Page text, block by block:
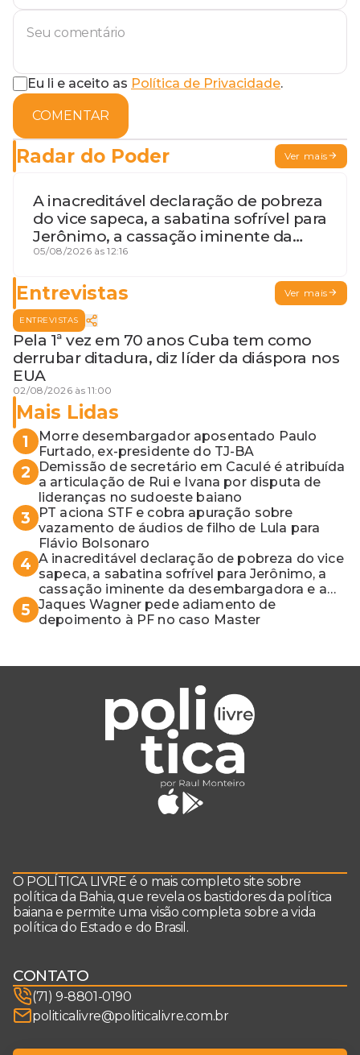
Eu li e aceito as Política de Privacidade.
COMENTAR
Radar do Poder Ver mais
A inacreditável declaração de pobreza
do vice sapeca, a sabatina sofrível para
Jerônimo, a cassação iminente da
desembargadora e a vaga do Quinto
05/08/2026 às 12:16
Entrevistas Ver mais
ENTREVISTAS
Pela 1ª vez em 70 anos Cuba tem como
derrubar ditadura, diz líder da diáspora nos
EUA
02/08/2026 às 11:00
Mais Lidas
1
Morre desembargador aposentado Paulo
Furtado, ex-presidente do TJ-BA
2
Demissão de secretário em Caculé é atribuída
a articulação de Rui e Ivana por disputa de
lideranças no sudoeste baiano
3
PT aciona STF e cobra apuração sobre
vazamento de áudios de filho de Lula para
Flávio Bolsonaro
4 A inacreditável declaração de pobreza do vice
sapeca, a sabatina sofrível para Jerônimo, a
cassação iminente da desembargadora e a
vaga do Quinto para o MP baiano
5 Jaques Wagner pede adiamento de
depoimento à PF no caso Master
O POLÍTICA LIVRE é o mais completo site sobre
política da Bahia, que revela os bastidores da política
baiana e permite uma visão completa sobre a vida
política do Estado e do Brasil.
CONTATO
(71) 9-8801-0190
politicalivre@politicalivre.com.br